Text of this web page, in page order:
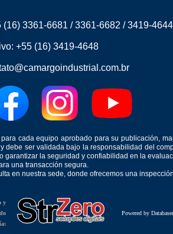
(16) 3361-6681 /3361-6682 /3419-4644
+55 (16) 3419-4648
cada equipo aprobado para su publicación,
ser validada bajo la responsabilidad del
la seguridad y confiabilidad en la
una transacción segura.
en nuestra sede, donde ofrecemos una
y
Powered by Databaser